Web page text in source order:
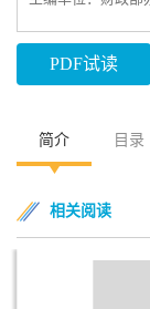
PDF试读
简介 目录
相关阅读